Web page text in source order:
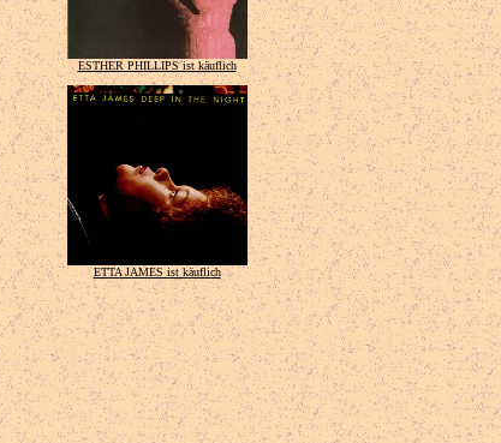
ESTHER PHILLIPS ist käuflich
ETTA JAMES ist käuflich